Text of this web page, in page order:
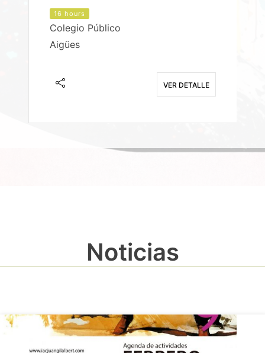
16 hours
Colegio Público
Aigües
VER DETALLE
Noticias